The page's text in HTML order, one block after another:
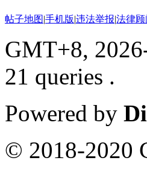
帖子地图|手机版|违法举报|法律
GMT+8,
21 queries .
Powered by
© 2018-2020